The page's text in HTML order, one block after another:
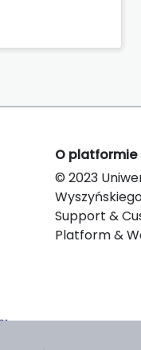
O platformie
© 2023
Support &
Platform &